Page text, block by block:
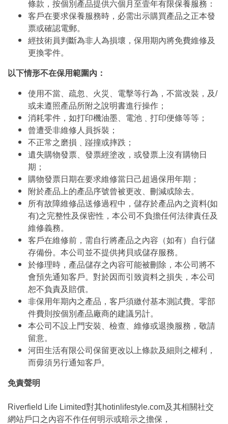
條款，按個別產品提供六個月至壹年有限保養服務：
客戶在要求保養服務時，必需出示購買產品之正本發
票或確認電郵。
經技術員判斷為非人為損壞，保用期內將免費維修及
更換零件。
以下情形不在保用範圍內：
使用不當、疏忽、火災、電擊等行為，不當改裝，及/
或未遵照產品所附之說明書進行操作；
消耗零件，如打印機油墨、電池﹑打印便條等等；
曾遭受非維修人員拆裝；
不正常之磨損﹑踫撞或摔跌；
遺失購物發票、發票經塗改，或發票上沒有購物日
期；
購物發票日期在要求維修當日己超過保用年期；
附於產品上的產品序號曾被更改、刪減或除去。
所有故障維修品送修過程中，儲存於產品內之資料(如
有)之完整性及保密性，本公司不負擔任何法律責任及
維修義務。
客戶在維修前，需自行將產品之內容（如有）自行儲
存備份。本公司並不提供拷貝或儲存服務。
於修理時，產品儲存之內容可能被刪除，本公司將不
會預先通知客戶。對於因而引致資料之損失，本公司
恕不負責及賠償。
非保用年期內之產品，客戶須繳付基本測試費。零部
件費則按個別產品廠商的建議另計。
本公司不設上門安裝、檢查、維修或退換服務，敬請
留意。
河田生活有限公司保留更改以上條款及細則之權利，
而毋須另行通知客戶。
免責聲明
Riverfield Life Limited對其hotinlifestyle.com及其相關社交
網站戶口之內容不作任何明示或暗示之擔保，